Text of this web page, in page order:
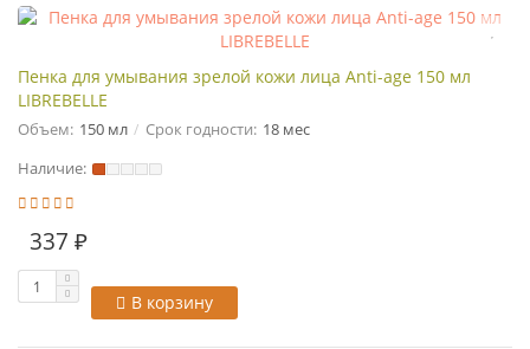
Пенка для умывания зрелой кожи лица Anti-age 150 мл
LIBREBELLE
Объем: 150 мл Срок годности: 18 мес
Наличие:
337 ₽
В корзину